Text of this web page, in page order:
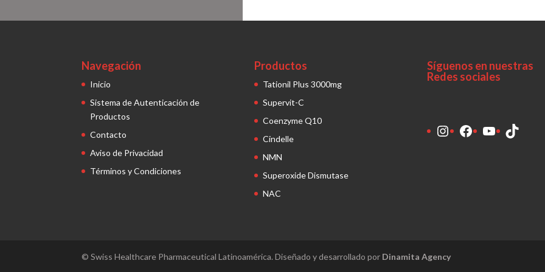
Navegación
Inicio
Sistema de Autenticación de
Productos
Contacto
Aviso de Privacidad
Términos y Condiciones
Productos
Tationil Plus 3000mg
Supervit-C
Coenzyme Q10
Cindelle
NMN
Superoxide Dismutase
NAC
Síguenos en nuestras
Redes sociales
Instagram
Facebook
YouTube
TikTok
© Swiss Healthcare Pharmaceutical Latinoamérica. Diseñado y desarrollado por Dinamita Agency